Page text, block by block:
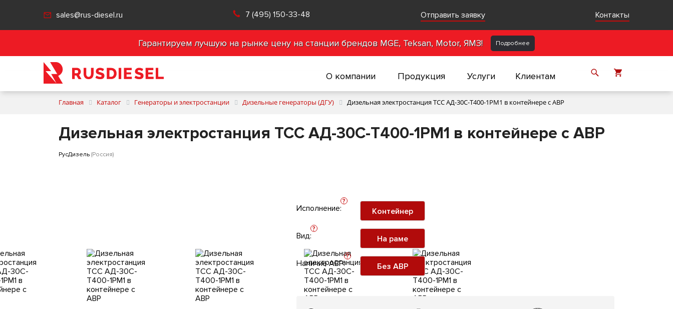
sales@rus-diesel.ru 7 (495) 150-33-48 Отправить заявку Контакты
Гарантируем лучшую на рынке цену на станции брендов MGE, Teksan, Motor, ЯМЗ! Подробнее
О компании Продукция Услуги Клиентам
Главная Каталог Генераторы и электростанции Дизельные генераторы (ДГУ) Дизельная электростанция ТСС АД-30С-Т400-1РМ1 в контейнере с АВР
Дизельная электростанция ТСС АД-30С-Т400-1РМ1 в контейнере с АВР
РусДизель (Россия)
Исполнение:
?
Контейнер
Вид:
?
На раме
Наличие АВР:
?
Без АВР